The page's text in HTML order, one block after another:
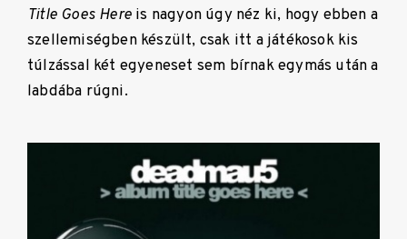
Title Goes Here is nagyon úgy néz ki, hogy ebben a
szellemiségben készült, csak itt a játékosok kis
túlzással két egyeneset sem bírnak egymás után a
labdába rúgni.